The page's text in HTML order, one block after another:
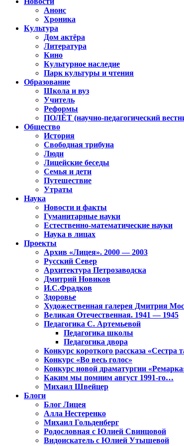
Анонс
Хроника
Культура
Дом актёра
Литература
Кино
Культурное наследие
Парк культуры и чтения
Образование
Школа и вуз
Учитель
Реформы
ПОЛЁТ (научно-педагогический
Общество
История
Свободная трибуна
Люди
Лицейские беседы
Семья и дети
Путешествие
Утраты
Наука
Новости и факты
Гуманитарные науки
Естественно-математические науки
Наука в лицах
Проекты
Архив «Лицея». 2000 — 2003
Русский Север
Архитектура Петрозаводска
Дмитрий Новиков
И.С.Фрадков
Здоровье
Художественная галерея Дмитрия
Великая Отечественная. 1941 — 1945
Педагогика С. Артемьевой
Педагогика школы
Педагогика двора
Конкурс короткого рассказа «Сестра
Конкурс «Во весь голос»
Конкурс новой драматургии
Каким мы помним август 1991-го…
Михаил Швейцер
Блоги
Блог Лицея
Алла Нестеренко
Михаил Гольденберг
Родословная с Юлией Свинцовой
Видоискатель с Юлией Утышевой